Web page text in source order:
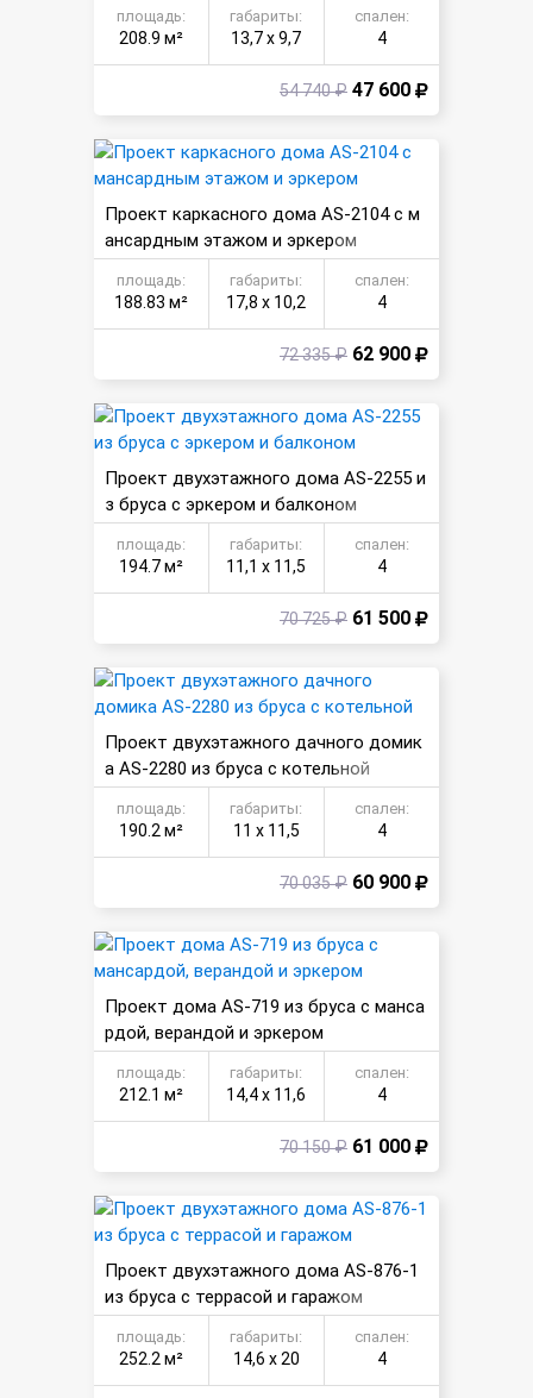
площадь:
208.9 м²
габариты:
13,7 х 9,7
спален:
4
54 740 ₽ 47 600
Проект каркасного дома AS-2104 с м
ансардным этажом и эркером
площадь:
188.83 м²
габариты:
17,8 х 10,2
спален:
4
72 335 ₽ 62 900
Проект двухэтажного дома AS-2255 и
з бруса с эркером и балконом
площадь:
194.7 м²
габариты:
11,1 х 11,5
спален:
4
70 725 ₽ 61 500
Проект двухэтажного дачного домик
а AS-2280 из бруса с котельной
площадь:
190.2 м²
габариты:
11 х 11,5
спален:
4
70 035 ₽ 60 900
Проект дома AS-719 из бруса с манса
рдой, верандой и эркером
площадь:
212.1 м²
габариты:
14,4 х 11,6
спален:
4
70 150 ₽ 61 000
Проект двухэтажного дома AS-876-1
из бруса с террасой и гаражом
площадь:
252.2 м²
габариты:
14,6 х 20
спален:
4